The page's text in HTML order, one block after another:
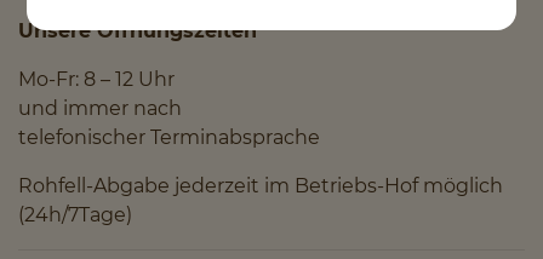
Unsere Öffnungszeiten
Mo-Fr: 8 – 12 Uhr
und immer nach
telefonischer Terminabsprache
Rohfell-Abgabe jederzeit im Betriebs-Hof möglich
(24h/7Tage)